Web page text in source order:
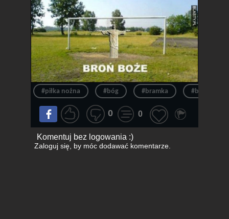
#piłka nożna #bóg #bramka #bramkarz
0 0
Komentuj bez logowania :)
Zaloguj się, by móc dodawać komentarze.